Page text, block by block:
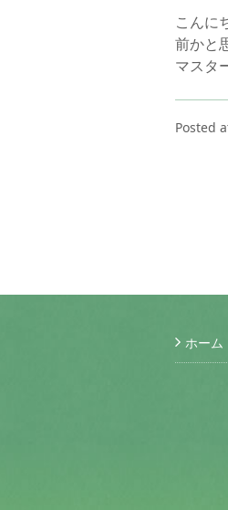
こんに
前かと
マスタ
Posted
ホーム